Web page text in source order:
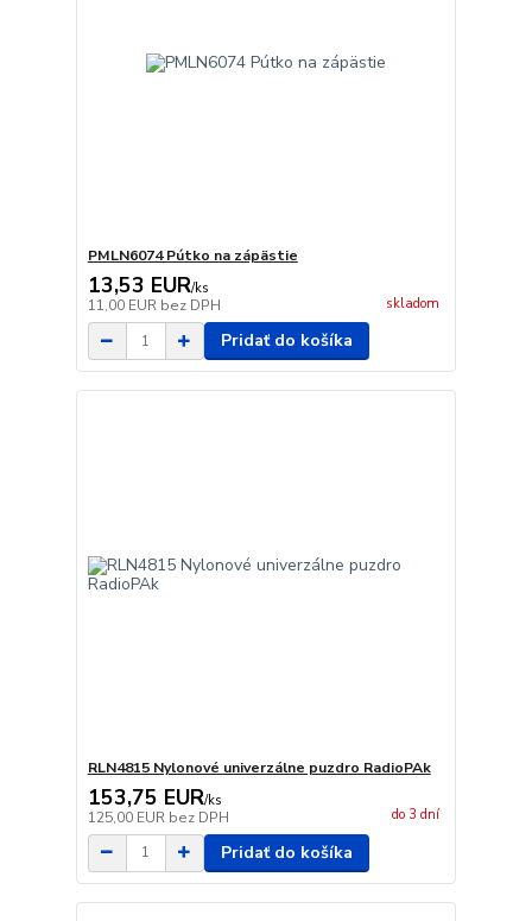
PMLN6074 Pútko na zápästie
13,53 EUR/ks
11,00 EUR bez DPH skladom
Pridať do košíka
RLN4815 Nylonové univerzálne puzdro RadioPAk
153,75 EUR/ks
125,00 EUR bez DPH do 3 dní
Pridať do košíka